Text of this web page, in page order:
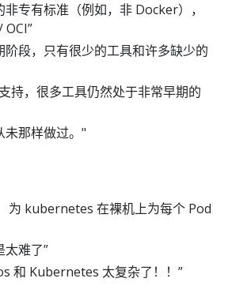
非专有标准（例如，非 Docker），
阶段，只有很少的工具和许多缺少的
持，很多工具仍然处于非常早期的
未那样做过。"
为 kubernetes 在裸机上为每个 Pod
太难了”
和 Kubernetes 太复杂了！！”